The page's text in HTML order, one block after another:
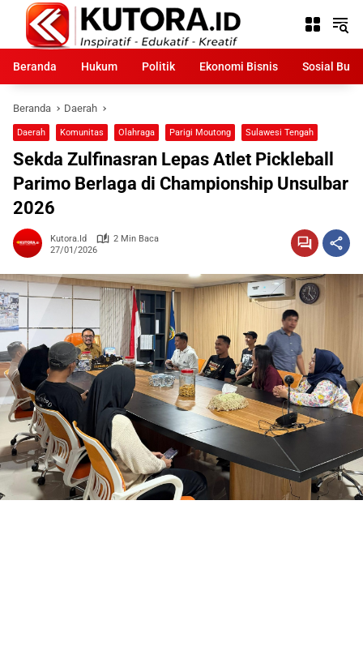
Langsung
konten
Beranda
Hukum Politik Ekonomi Bisnis Sosial
Beranda Daerah
Daerah Komunitas Olahraga Parigi Moutong Sulawesi Tengah
Sekda Zulfinasran Lepas Atlet Pickleball
Parimo Berlaga di Championship Unsulbar
2026
Kutora.id
2 Min Baca
27/01/2026